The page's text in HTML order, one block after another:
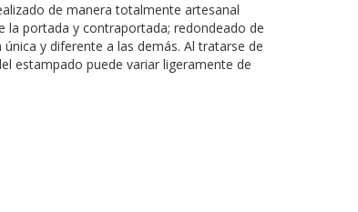
de manera totalmente artesanal
la portada y contraportada; redondeado de
y diferente a las demás. Al tratarse de
estampado puede variar ligeramente de